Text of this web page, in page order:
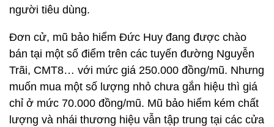
người tiêu dùng.
Đơn cử, mũ bảo hiểm Đức Huy đang được chào
bán tại một số điểm trên các tuyến đường Nguyễn
Trãi, CMT8… với mức giá 250.000 đồng/mũ. Nhưng
muốn mua một số lượng nhỏ chưa gắn hiệu thì giá
chỉ ở mức 70.000 đồng/mũ. Mũ bảo hiểm kém chất
lượng và nhái thương hiệu vẫn tập trung tại các cửa